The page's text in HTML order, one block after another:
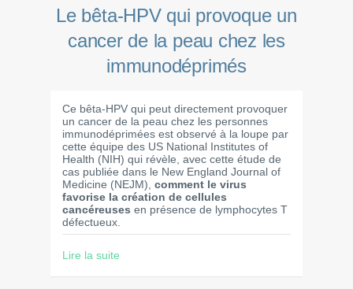
Le bêta-HPV qui provoque un
cancer de la peau chez les
immunodéprimés
Ce bêta-HPV qui peut directement provoquer
un cancer de la peau chez les personnes
immunodéprimées est observé à la loupe par
cette équipe des US National Institutes of
Health (NIH) qui révèle, avec cette étude de
cas publiée dans le New England Journal of
Medicine (NEJM), comment le virus
favorise la création de cellules
cancéreuses en présence de lymphocytes T
défectueux.
Lire la suite